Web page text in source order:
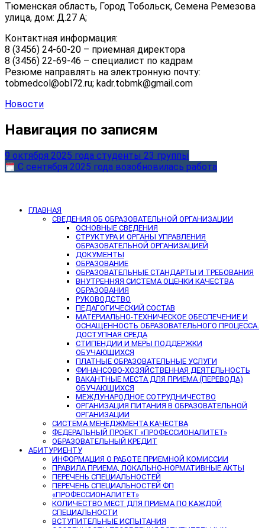
Тюменская область, Город Тобольск, Семена Ремезова
улица, дом: Д.27 А;
Контактная информация:
8 (3456) 24-60-20 – приемная директора
8 (3456) 22-69-46 – специалист по кадрам
Резюме направлять на электронную почту:
tobmedcol@obl72.ru; kadr.tobmk@gmail.com
Новости
Навигация по записям
9 октября 2025 года студенты 23 группы
С сентября 2025 года возобновилась работа
ГЛАВНАЯ
СВЕДЕНИЯ ОБ ОБРАЗОВАТЕЛЬНОЙ ОРГАНИЗАЦИИ
ОСНОВНЫЕ СВЕДЕНИЯ
СТРУКТУРА И ОРГАНЫ УПРАВЛЕНИЯ
ОБРАЗОВАТЕЛЬНОЙ ОРГАНИЗАЦИЕЙ
ДОКУМЕНТЫ
ОБРАЗОВАНИЕ
ОБРАЗОВАТЕЛЬНЫЕ СТАНДАРТЫ И ТРЕБОВАНИЯ
ВНУТРЕННЯЯ СИСТЕМА ОЦЕНКИ КАЧЕСТВА
ОБРАЗОВАНИЯ
РУКОВОДСТВО
ПЕДАГОГИЧЕСКИЙ СОСТАВ
МАТЕРИАЛЬНО-ТЕХНИЧЕСКОЕ ОБЕСПЕЧЕНИЕ И
ОСНАЩЕННОСТЬ ОБРАЗОВАТЕЛЬНОГО ПРОЦЕССА.
ДОСТУПНАЯ СРЕДА
СТИПЕНДИИ И МЕРЫ ПОДДЕРЖКИ
ОБУЧАЮЩИХСЯ
ПЛАТНЫЕ ОБРАЗОВАТЕЛЬНЫЕ УСЛУГИ
ФИНАНСОВО-ХОЗЯЙСТВЕННАЯ ДЕЯТЕЛЬНОСТЬ
ВАКАНТНЫЕ МЕСТА ДЛЯ ПРИЕМА (ПЕРЕВОДА)
ОБУЧАЮЩИХСЯ
МЕЖДУНАРОДНОЕ СОТРУДНИЧЕСТВО
ОРГАНИЗАЦИЯ ПИТАНИЯ В ОБРАЗОВАТЕЛЬНОЙ
ОРГАНИЗАЦИИ
СИСТЕМА МЕНЕДЖМЕНТА КАЧЕСТВА
ФЕДЕРАЛЬНЫЙ ПРОЕКТ «ПРОФЕССИОНАЛИТЕТ»
ОБРАЗОВАТЕЛЬНЫЙ КРЕДИТ
АБИТУРИЕНТУ
ИНФОРМАЦИЯ О РАБОТЕ ПРИЕМНОЙ КОМИССИИ
ПРАВИЛА ПРИЕМА, ЛОКАЛЬНО-НОРМАТИВНЫЕ АКТЫ
ПЕРЕЧЕНЬ СПЕЦИАЛЬНОСТЕЙ
ПЕРЕЧЕНЬ СПЕЦИАЛЬНОСТЕЙ ФП
«ПРОФЕССИОНАЛИТЕТ»
КОЛИЧЕСТВО МЕСТ ДЛЯ ПРИЕМА ПО КАЖДОЙ
СПЕЦИАЛЬНОСТИ
ВСТУПИТЕЛЬНЫЕ ИСПЫТАНИЯ